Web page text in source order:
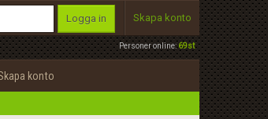
Personer online:69st
Logga in Skapa konto
konto